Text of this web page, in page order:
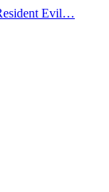
Evil…